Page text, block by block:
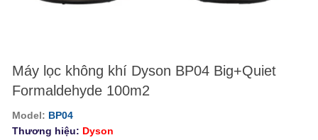
Máy lọc không khí Dyson BP04 Big+Quiet
Formaldehyde 100m2
Model: BP04
Thương hiệu: Dyson